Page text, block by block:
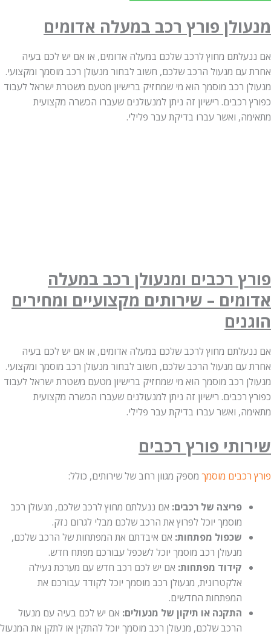
פורץ רכב במעלה אדומים
מחוץ לרכב שלכם במעלה אדומים, או אם יש לכם בעיה
מנעול הרכב שלכם, חשוב לבחור מנעולן רכב מוסמך ומקצועי.
רכב מוסמך הוא מי שמחזיק ברישיון מטעם משטרת ישראל לעבוד
רכבים. רישיון זה ניתן למנעולנים שעברו הכשרה מקצועית
ואשר עברו בדיקת עבר פלילי.
רכבים ומנעולן רכב במעלה
– שירותים מקצועיים ומחירים
מחוץ לרכב שלכם במעלה אדומים, או אם יש לכם בעיה
מנעול הרכב שלכם, חשוב לבחור מנעולן רכב מוסמך ומקצועי.
רכב מוסמך הוא מי שמחזיק ברישיון מטעם משטרת ישראל לעבוד
רכבים. רישיון זה ניתן למנעולנים שעברו הכשרה מקצועית
ואשר עברו בדיקת עבר פלילי.
פורץ רכבים
מוסמךמספק מגוון רחב של שירותים, כולל:
פריצה של רכבים:אם ננעלתם מחוץ לרכב שלכם, מנעולן רכב
מוסמך יוכל לפרוץ את הרכב שלכם מבלי לגרום נזק.
שכפול מפתחות:אם איבדתם את המפתחות של הרכב שלכם,
מנעולן רכב מוסמך יוכל לשכפל עבורכם מפתח חדש.
קידוד מפתחות:אם יש לכם רכב חדש עם מערכת נעילה
אלקטרונית, מנעולן רכב מוסמך יוכל לקודד עבורכם את
המפתחות החדשים.
התקנה או תיקון של מנעולים:אם יש לכם בעיה עם מנעול
הרכב שלכם, מנעולן רכב מוסמך יוכל להתקין או לתקן את המנעול